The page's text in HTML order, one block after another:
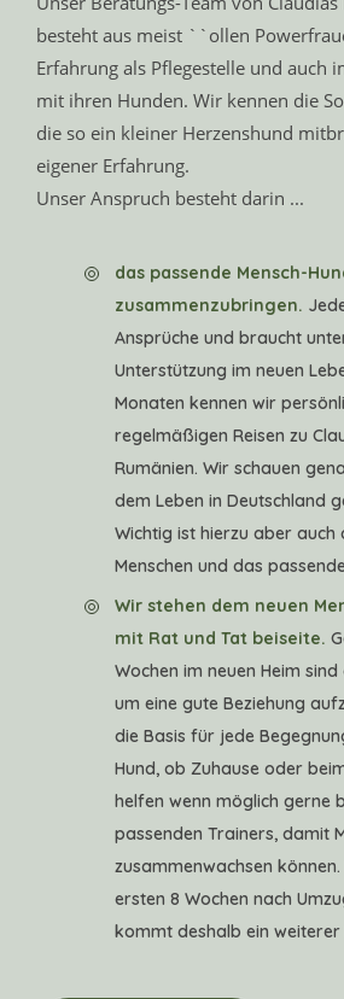
besteht aus meist ``ollen
Erfahrung als Pflegestelle und auch
mit ihren Hunden. Wir kennen die
die so ein kleiner Herzenshund
eigener Erfahrung.
Unser Anspruch besteht darin ...
das passende Mensch-
zusammenzubringen.
Ansprüche und braucht
Unterstützung im neuen
Monaten kennen wir
regelmäßigen Reisen zu
Rumänien. Wir schauen
dem Leben in Deutschland
Wichtig ist hierzu aber
Menschen und das
Wir stehen dem neuen
mit Rat und Tat beiseite.
Wochen im neuen Heim
um eine gute Beziehung
die Basis für jede
Hund, ob Zuhause oder
helfen wenn möglich gerne
passenden Trainers, damit
zusammenwachsen
ersten 8 Wochen nach
kommt deshalb ein weiterer